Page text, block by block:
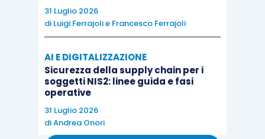
31 Luglio 2026
di Luigi Ferrajolie Francesco Ferrajoli
AI E DIGITALIZZAZIONE
Sicurezza della supply chain per i
soggetti NIS2: linee guida e fasi
operative
31 Luglio 2026
diAndrea Onori